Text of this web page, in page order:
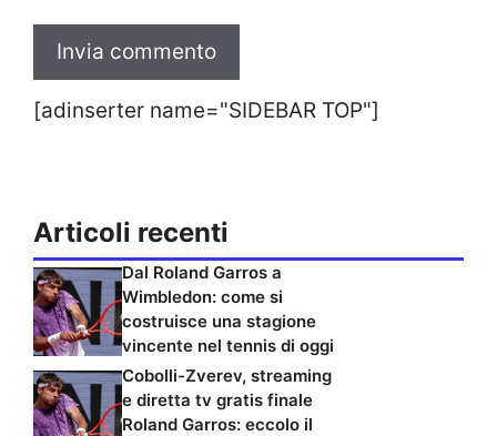
[adinserter name="SIDEBAR TOP"]
Articoli recenti
Dal Roland Garros a
Wimbledon: come si
costruisce una stagione
vincente nel tennis di oggi
Cobolli-Zverev, streaming
e diretta tv gratis finale
Roland Garros: eccolo il